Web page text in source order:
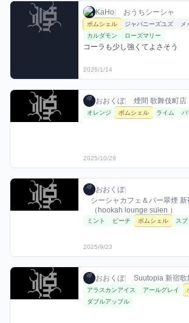
KaHoのボムシェルミックスを見る
KaHo / おうちシーシャ /
KaHo おうちシーシャ
利用フレーバー
ボムシェル ジャパニーズユズ
メ
カルダモン
ローズマリー
コメント
コーラも少し強くてよさそう
2026/1/14
おおくぼのボムシェルミックスを見る
おおくぼ / お店シーシャ
おおくぼ| 煙間 歌舞伎町店
利用フレーバー
オレンジ ボムシェル ライム パ
2025/10/29
おおくぼのボムシェルミックスを見る
おおくぼ / お店シーシャ
おおくぼ|
シーシャカフェ＆バー翠煙
（hookah lounge suien ）
利用フレーバー
ミント ピーチ ボムシェル ス
2025/9/23
おおくぼのボムシェルミックスを見る
おおくぼ / お店シーシャ
おおくぼ| Suutopia 新宿歌
利用フレーバー
アラスカンアイス アールグレイ
ダブルアップル